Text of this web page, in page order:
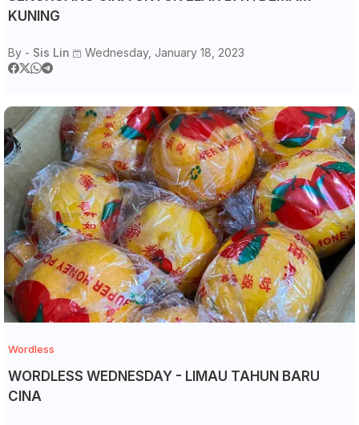
KUNING
By - Sis Lin Wednesday, January 18, 2023
Wordless
WORDLESS WEDNESDAY - LIMAU TAHUN BARU
CINA